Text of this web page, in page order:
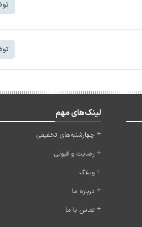
لینک‌های مهم
چهارشنبه‌های تخفیفی
رضایت و قبولی
وبلاگ
درباره ما
تماس با ما